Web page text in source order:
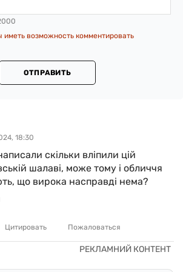
иметь возможность комментировать
ОТПРАВИТЬ
18:30
скільки вліпили цій
шалаві, може тому і обличчя
що вирока насправді нема?
Цитировать Пожаловаться